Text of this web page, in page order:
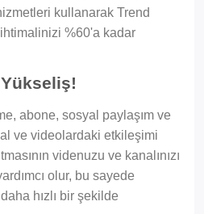
kullanarak Trend
%60'a kadar
Yükseliş!
abone, sosyal paylaşım ve
ve videolardaki etkileşimi
videnuzu ve kanalınızı
olur, bu sayede
hızlı bir şekilde